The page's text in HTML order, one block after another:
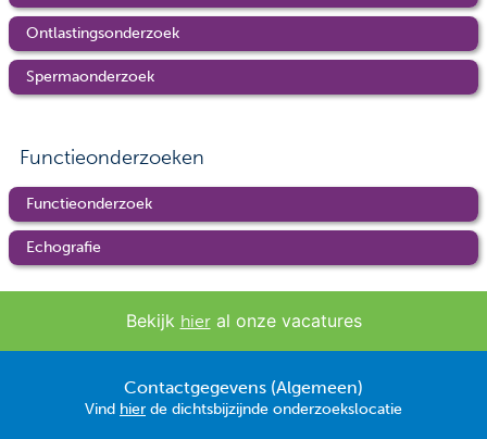
Ontlastingsonderzoek
Spermaonderzoek
Functieonderzoeken
Functieonderzoek
Echografie
Bekijk hieral onze vacatures
Contactgegevens (Algemeen)
Vind hier de dichtsbijzijnde onderzoekslocatie